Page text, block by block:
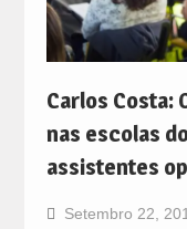
Carlos Costa:
nas escolas
assistentes
Setembro 22,